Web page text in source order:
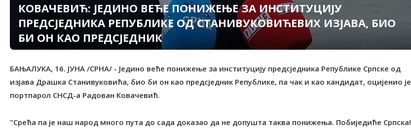
КОВАЧЕВИЋ: ЈЕДИНО ВЕЋЕ ПОНИЖЕЊЕ ЗА ИНСТИТУЦИЈУ
ПРЕДСЈЕДНИКА РЕПУБЛИКЕ ОД СТАНИВУКОВИЋЕВИХ ИЗЈАВА, БИО
БИ ОН КАО ПРЕДСЈЕДНИК
БАЊАЛУКА, 16. ЈУНА /СРНА/ - Једино веће понижење за институцију предсједника Републике Српске од
изјава Драшка Станивуковића, био би он као предсједник Републике, па чак и као кандидат, оцијенио је
портпарол СНСД-а Радован Ковачевић.
"Срећа па је наш народ много пута до сада доказао да не допушта таква понижења. Побиједиће Српска!